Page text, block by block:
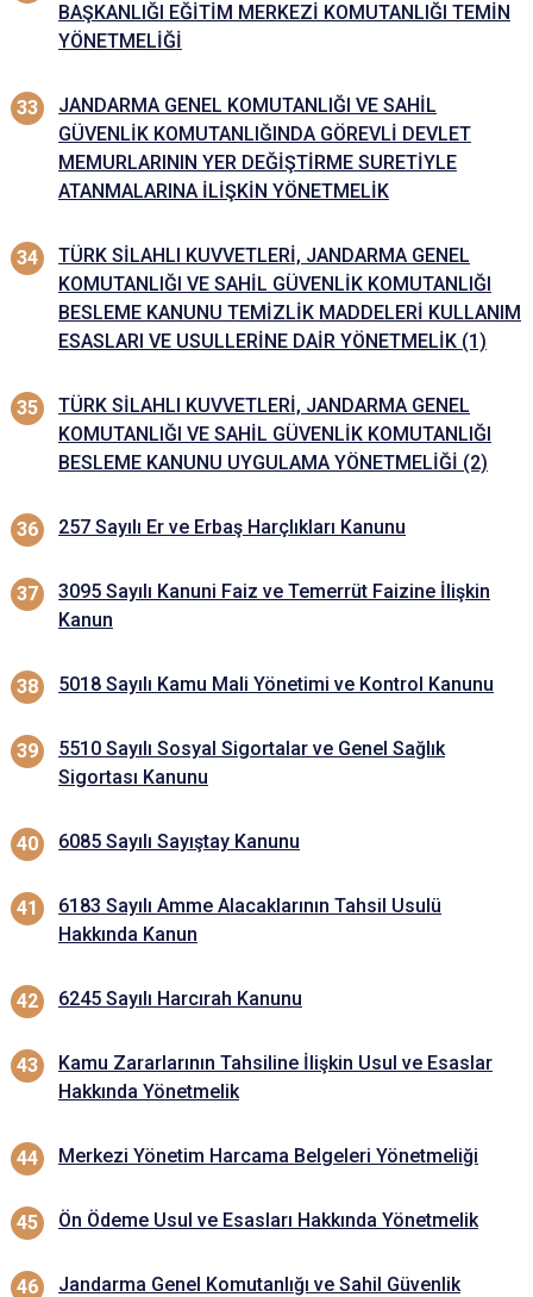
BAŞKANLIĞI EĞİTİM MERKEZİ KOMUTANLIĞI TEMİN
YÖNETMELİĞİ
JANDARMA GENEL KOMUTANLIĞI VE SAHİL
GÜVENLİK KOMUTANLIĞINDA GÖREVLİ DEVLET
MEMURLARININ YER DEĞİŞTİRME SURETİYLE
ATANMALARINA İLİŞKİN YÖNETMELİK
TÜRK SİLAHLI KUVVETLERİ, JANDARMA GENEL
KOMUTANLIĞI VE SAHİL GÜVENLİK KOMUTANLIĞI
BESLEME KANUNU TEMİZLİK MADDELERİ KULLANIM
ESASLARI VE USULLERİNE DAİR YÖNETMELİK (1)
TÜRK SİLAHLI KUVVETLERİ, JANDARMA GENEL
KOMUTANLIĞI VE SAHİL GÜVENLİK KOMUTANLIĞI
BESLEME KANUNU UYGULAMA YÖNETMELİĞİ (2)
257 Sayılı Er ve Erbaş Harçlıkları Kanunu
3095 Sayılı Kanuni Faiz ve Temerrüt Faizine İlişkin
Kanun
5018 Sayılı Kamu Mali Yönetimi ve Kontrol Kanunu
5510 Sayılı Sosyal Sigortalar ve Genel Sağlık
Sigortası Kanunu
6085 Sayılı Sayıştay Kanunu
6183 Sayılı Amme Alacaklarının Tahsil Usulü
Hakkında Kanun
6245 Sayılı Harcırah Kanunu
Kamu Zararlarının Tahsiline İlişkin Usul ve Esaslar
Hakkında Yönetmelik
Merkezi Yönetim Harcama Belgeleri Yönetmeliği
Ön Ödeme Usul ve Esasları Hakkında Yönetmelik
Jandarma Genel Komutanlığı ve Sahil Güvenlik